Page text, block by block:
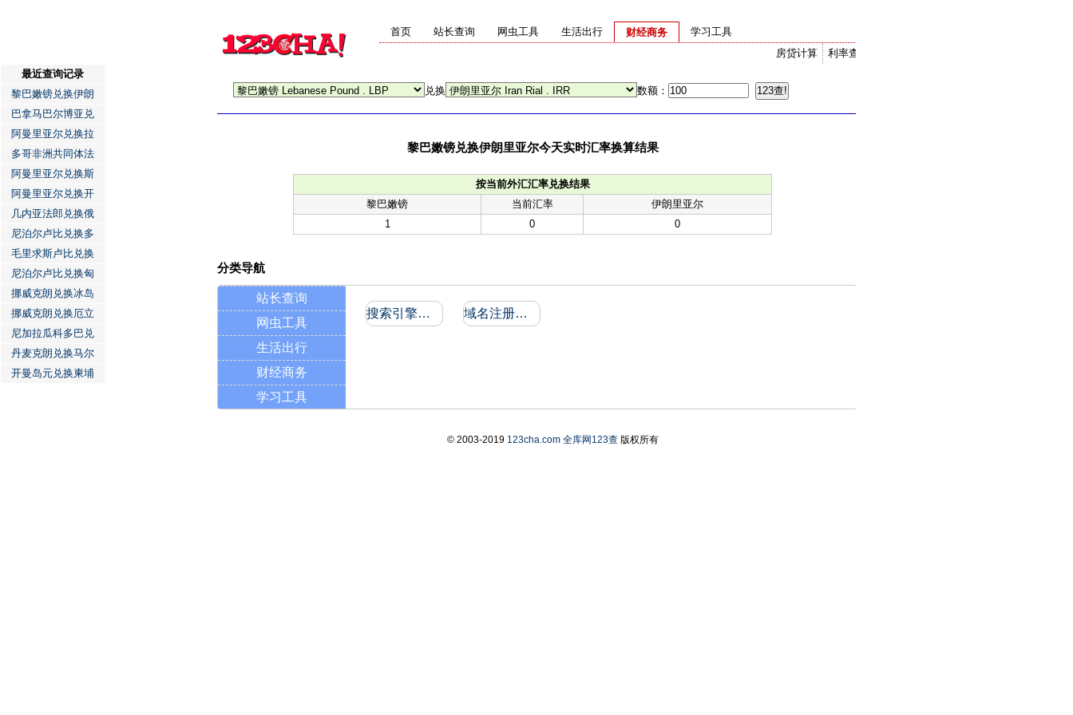
首页 站长查询 网虫工具 生活出行
财经商务
利率查询
房贷计算
学习工具
兑换 数额：
黎巴嫩镑兑换伊朗里亚尔今天实时汇率换算结果
按当前外汇汇率兑换结果
黎巴嫩镑
当前汇率
伊朗里亚尔
1
0 0
最近查询记录
黎巴嫩镑兑换伊朗
巴拿马巴尔博亚兑
阿曼里亚尔兑换拉
多哥非洲共同体法
阿曼里亚尔兑换斯
阿曼里亚尔兑换开
几内亚法郎兑换俄
尼泊尔卢比兑换多
毛里求斯卢比兑换
尼泊尔卢比兑换匈
挪威克朗兑换冰岛
挪威克朗兑换厄立
尼加拉瓜科多巴兑
丹麦克朗兑换马尔
开曼岛元兑换柬埔
分类导航
站长查询
网虫工具
生活出行
财经商务
学习工具
搜索引擎收录和反向链接 域名注册信息
© 2003-2019 123cha.com 全库网123查版权所有